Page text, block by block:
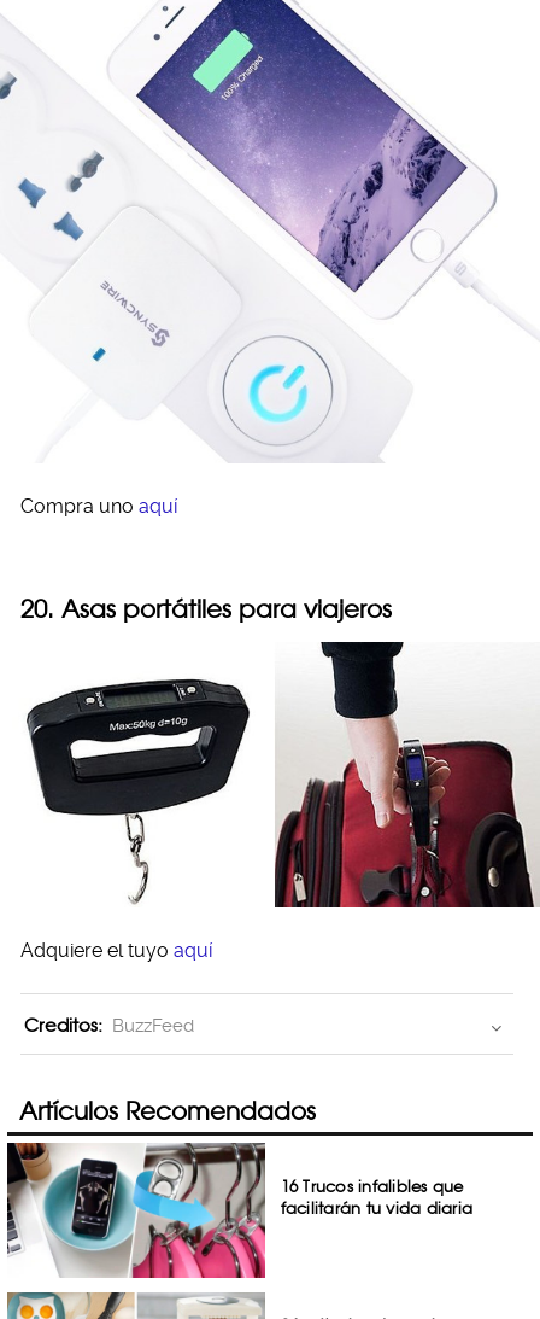
Compra uno aquí
20. Asas portátiles para viajeros
Adquiere el tuyo aquí
Creditos: BuzzFeed
Artículos Recomendados
16 Trucos infalibles que
facilitarán tu vida diaria